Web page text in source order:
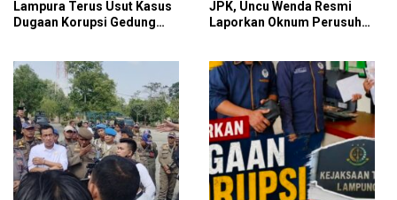
Lampura Terus Usut Kasus
Dugaan Korupsi Gedung
JPK, Uncu Wenda Resmi
Laporkan Oknum Perusuh